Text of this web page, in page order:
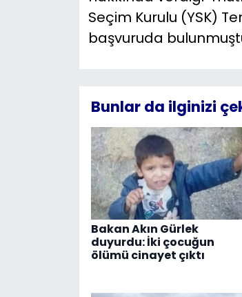
Seçim Kurulu (YSK)
başvuruda
Bunlar da ilginizi
Bakan Akın Gürlek
duyurdu: İki çocuğun
ölümü cinayet çıktı